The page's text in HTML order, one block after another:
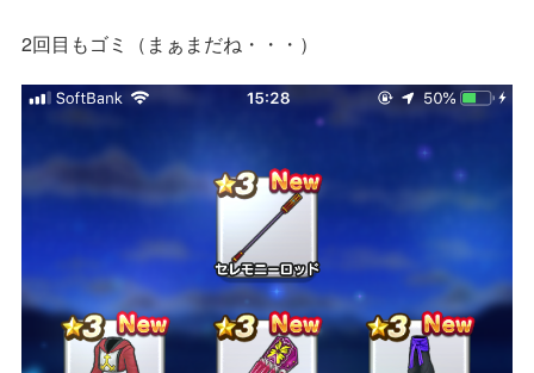
2回目もゴミ（まぁまだね・・・）